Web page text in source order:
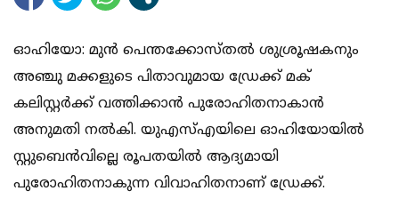
ഓഹിയോ: മുന്‍ പെന്തക്കോസ്തല്‍ ശുശ്രൂഷകനും
അഞ്ചു മക്കളുടെ പിതാവുമായ ഡ്രേക്ക് മക്
കലിസ്റ്റര്‍ക്ക് വത്തിക്കാന്‍ പുരോഹിതനാകാന്‍
അനുമതി നല്‍കി. യുഎസ്എയിലെ ഓഹിയോയില്‍
സ്റ്റുബെന്‍വില്ലെ രൂപതയില്‍ ആദ്യമായി
പുരോഹിതനാകുന്ന വിവാഹിതനാണ് ഡ്രേക്ക്.